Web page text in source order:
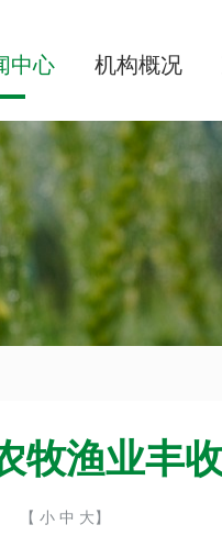
中心 机构概况
牧渔业丰
【 小 中 大 】